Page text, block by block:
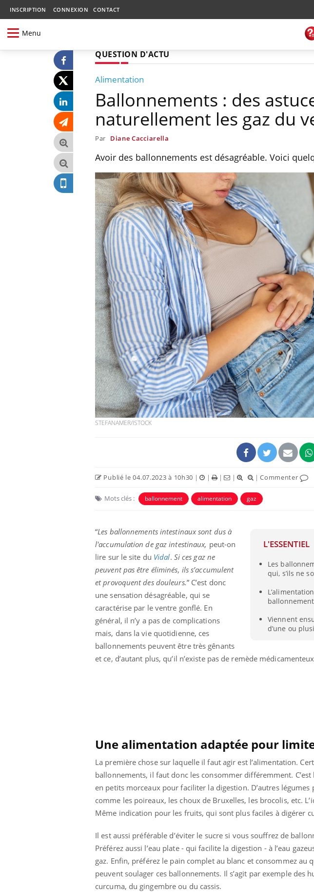
INSCRIPTION CONNEXION CONTACT
Menu
QUESTION D'ACTU
Alimentation
Ballonnements : des
naturellement les gaz du
Par Diane Cacciarella
Avoir des ballonnements est désagréable. Voici
STEFANAMER/ISTOCK
Publié le 04.07.2023 à 10h30 | | | | |Commenter
Mots clés : ballonnement alimentation gaz
L'ESSENTIEL
Les
qui, s’ils ne
Viennent
d’une ou
“Les ballonnements intestinaux sont dus à
l'accumulation de gaz intestinaux, peut-on
lire sur le site du Vidal. Si ces gaz ne
peuvent pas être éliminés, ils s’accumulent
et provoquent des douleurs.” C’est donc
une sensation désagréable, qui se
caractérise par le ventre gonflé. En
général, il n’y a pas de complications
mais, dans la vie quotidienne, ces
ballonnements peuvent être très gênants
et ce, d’autant plus, qu’il n’existe pas de remède
Une alimentation adaptée pour
La première chose sur laquelle il faut agir est l’alimentation.
ballonnements, il faut donc les consommer différemment.
en petits morceaux pour faciliter la digestion. D’autres
comme les poireaux, les choux de Bruxelles, les brocolis, etc.
Même indication pour les fruits, qui sont plus faciles à digérer
Il est aussi préférable d’éviter le sucre si vous souffrez de
Préférez aussi l’eau plate - qui facilite la digestion - à l’eau
gaz. Enfin, préférez le pain complet au blanc et consommez
peuvent soulager ces ballonnements. Il s’agit par exemple des
curcuma, du gingembre ou du cassis.
La sieste empêche-t-elle
de dormir la nuit ?
VIH : la fin du comprimé
tous les jours se profile-t-
elle enfin ?
Pourquoi votre ventre
Fortes
noyade
Le Viagra
freiner la
Pourquoi